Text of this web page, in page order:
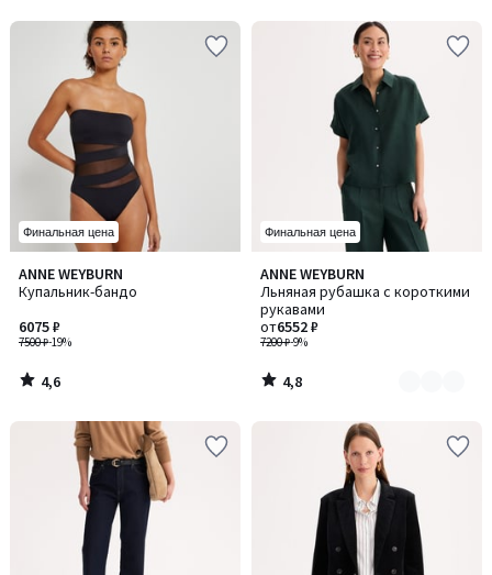
Финальная цена
ANNE WEYBURN
Купальник-бандо
7500 ₽-19%
6075 ₽
4,6
/ 5
4,6
/
Финальная цена
ANNE WEYBURN
Льняная рубашка с короткими
рукавами
7200 ₽-9%
от6552 ₽
4,8
/ 5
Количество
цветов:
2
4,8
/